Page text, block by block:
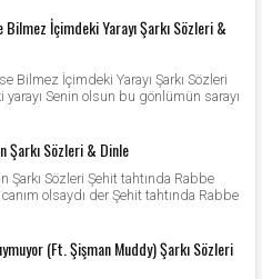
İçimdeki Yarayı Şarkı Sözleri &
Bilmez İçimdeki Yarayı Şarkı Sözleri
Senin olsun bu gönlümün sarayı
Şarkı Sözleri & Dinle
Şarkı Sözleri Şehit tahtında Rabbe
olsaydı der Şehit tahtında Rabbe
(Ft. Şişman Muddy) Şarkı Sözleri